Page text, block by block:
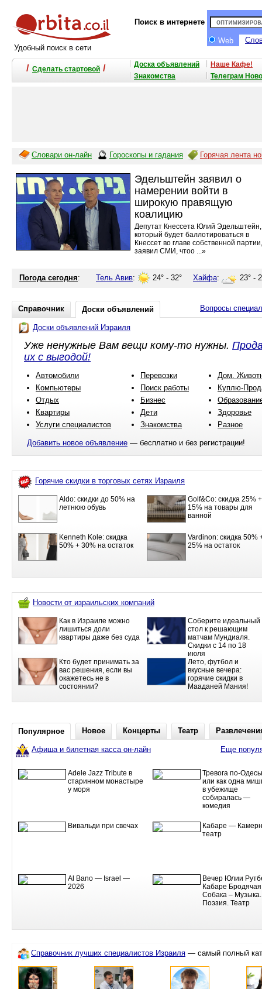
Удобный поиск в сети
Поиск в интернете
Web
/ Сделать стартовой /
Доска объявлений
Знакомства
Наше Кафе!
Телеграм
Словари он-лайн 🔮 Гороскопы и гадания Горячая лента
Эдельштейн заявил о
намерении войти в
широкую правящую
коалицию
Депутат Кнессета Юлий Эдельштейн,
который будет баллотироваться в
Кнессет во главе собственной партии,
заявил СМИ, чтоо ...»
Погода сегодня: Тель Авив: 24° - 32° Хайфа: 23° -
Справочник Доски объявлений Вопросы
Доски объявлений Израиля
Уже ненужные Вам вещи кому-то нужны.
их с выгодой!
Автомобили
Компьютеры
Отдых
Квартиры
Услуги специалистов
Перевозки
Поиск работы
Бизнес
Дети
Знакомства
Дом.
Куплю-
Здоровье
Разное
Добавить новое объявление — бесплатно и без регистрации!
Горячие скидки в торговых сетях Израиля
Aldo: скидки до 50% на
летнюю обувь
Golf&Co: скидка 25% +
15% на товары для
ванной
Kenneth Kole: скидка
50% + 30% на остаток
Vardinon: скидка 50%
25% на остаток
Новости от израильских компаний
Как в Израиле можно
лишиться доли
квартиры даже без суда
Соберите идеальный
стол к решающим
матчам Мундиаля.
Скидки с 14 по 18
июля
Кто будет принимать за
вас решения, если вы
окажетесь не в
состоянии?
Лето, футбол и
вкусные вечера:
горячие скидки в
Мааданей Мания!
Популярное Новое Концерты Театр
Афиша и билетная касса он-лайн Еще
Adele Jazz Tribute в
старинном монастыре
у моря
Тревога по-
или как одна
в убежище
собиралась —
комедия
Вивальди при свечах
Кабаре —
театр
Al Bano — Israel —
2026
Вечер Юлии
Кабаре Бродячая
Собака – Музыка.
Поэзия. Театр
Справочник лучших специалистов Израиля — самый полный